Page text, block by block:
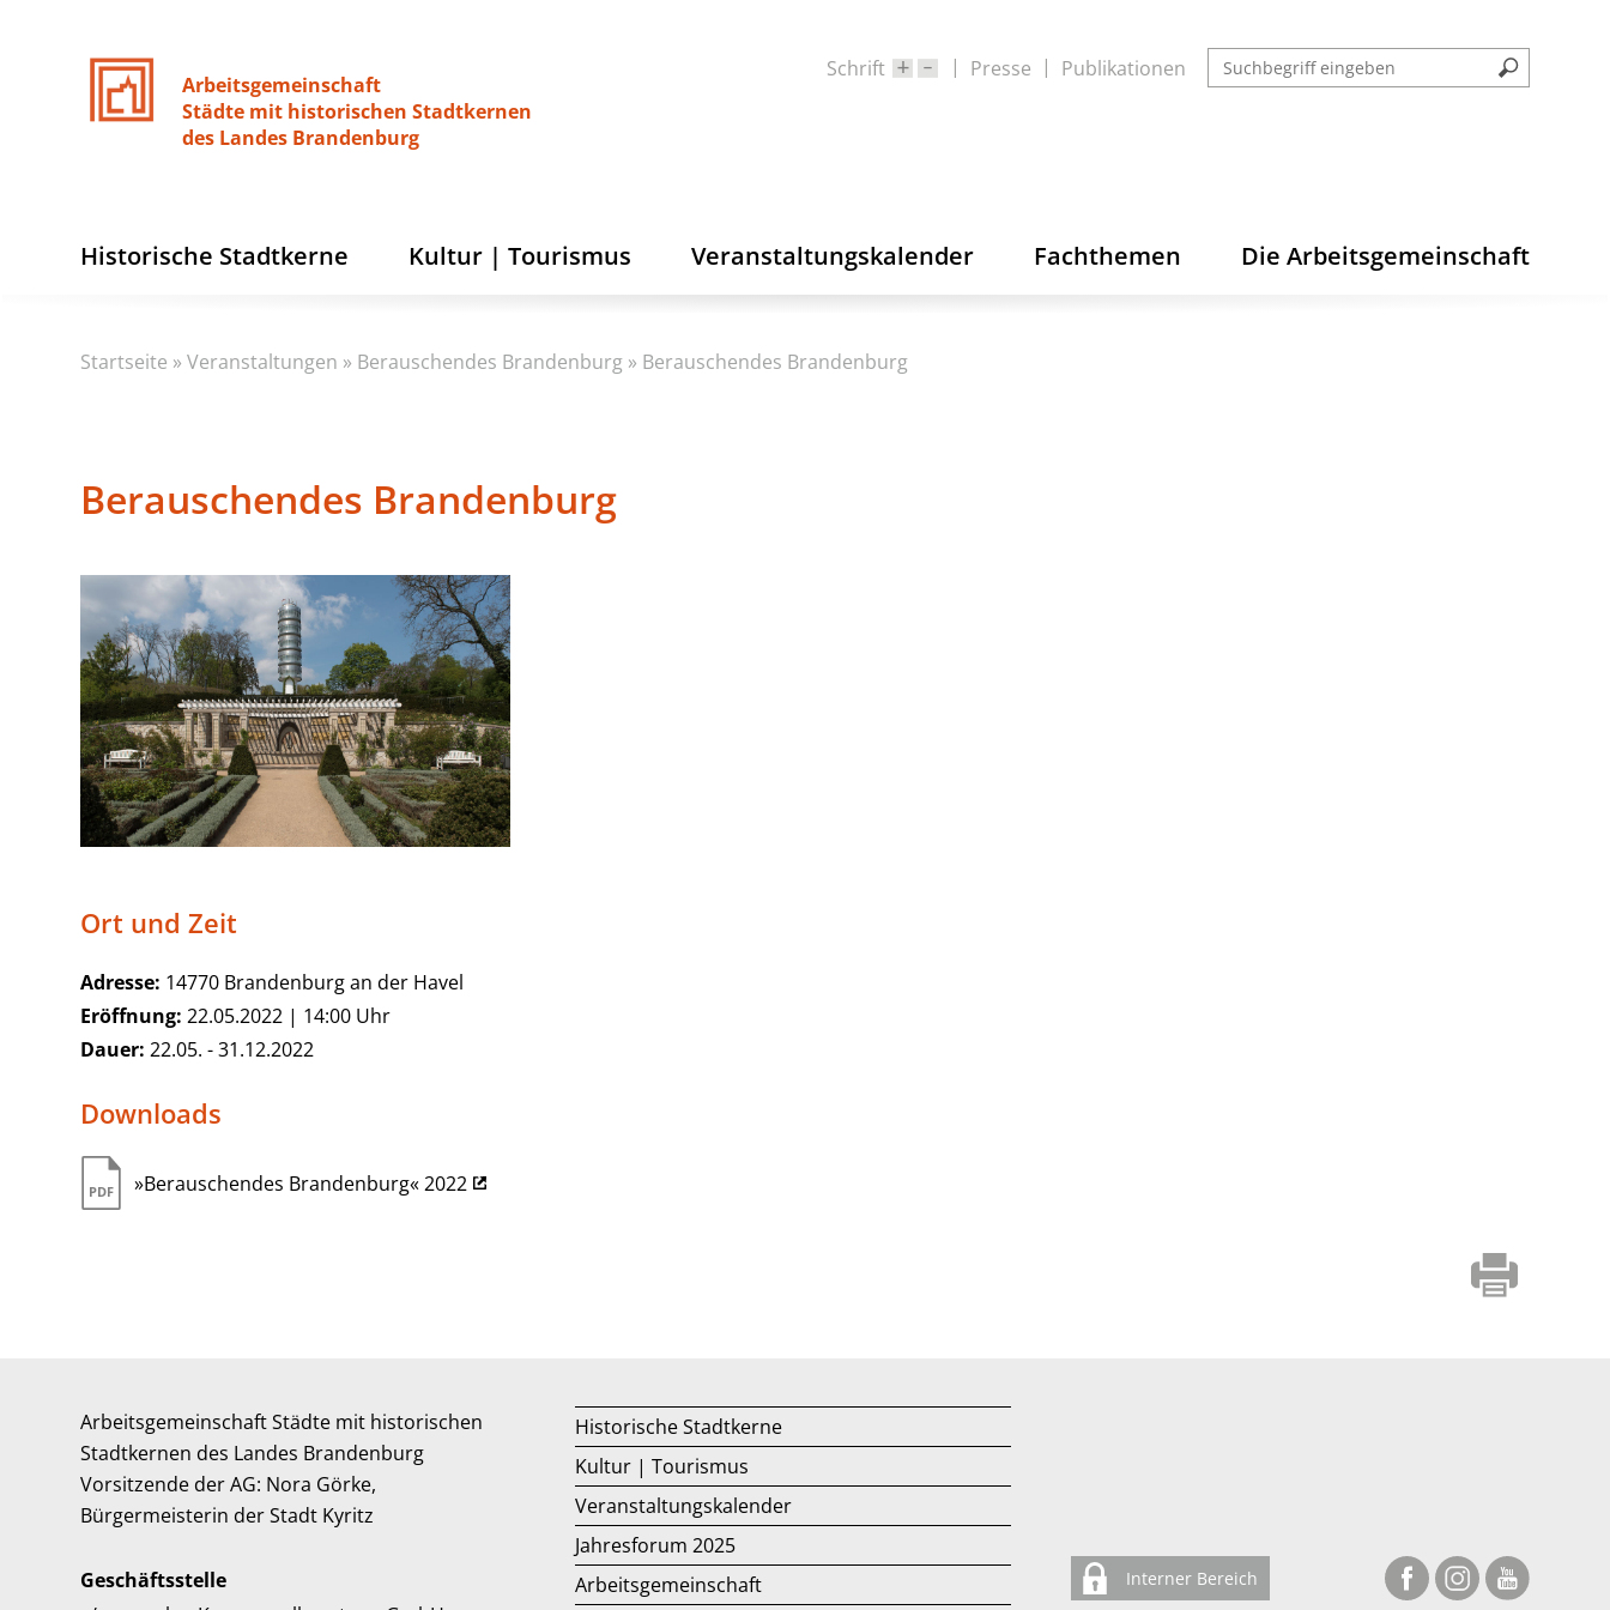
Arbeitsgemeinschaft
Städte mit historischen Stadtkernen
des Landes Brandenburg
Schrift Presse Publikationen
Historische Stadtkerne Kultur | Tourismus Veranstaltungskalender Fachthemen Die Arbeitsgemeinschaft
Startseite »Veranstaltungen » Berauschendes Brandenburg » Berauschendes Brandenburg
Berauschendes Brandenburg
Ort und Zeit
Adresse: 14770 Brandenburg an der Havel
Eröffnung: 22.05.2022 | 14:00 Uhr
Dauer: 22.05. - 31.12.2022
Downloads
»Berauschendes Brandenburg« 2022
Arbeitsgemeinschaft Städte mit historischen
Stadtkernen des Landes Brandenburg
Vorsitzende der AG: Nora Görke,
Bürgermeisterin der Stadt Kyritz
Geschäftsstelle
Historische Stadtkerne
Kultur | Tourismus
Veranstaltungskalender
Jahresforum 2025
Arbeitsgemeinschaft
Interner Bereich